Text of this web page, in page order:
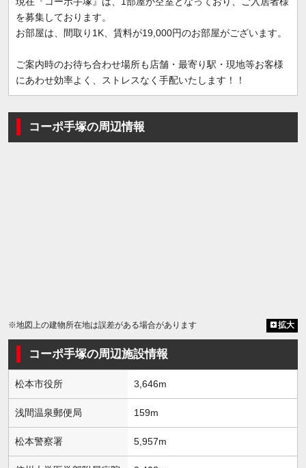
を募集しております。
お部屋は、間取り1K、賃料が19,000円のお部屋がございます。
ご案内時のお待ち合わせ場所も店舗・最寄り駅・現地等お客様
にあわせ効率よく、ストレスなく手配いたします！！
コーポ手塚の周辺情報
※地図上の建物所在地は誤差がある場合があります 拡大
コーポ手塚の周辺施設情報
松本市役所 3,646m
浅間温泉郵便局 159m
松本警察署 5,957m